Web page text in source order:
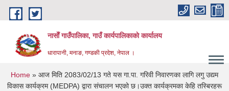
Skip to main content
नासाेँ गाउँपालिका, गाउँ कार्यपालिकाकाे कार्यालय
धारापानी, मनाङ, गण्डकी प्रदेश, नेपाल ।
You are here
Home » आज मिति 2083/02/13 गते यस गा.पा. गरिवी निवारणका लागि लगु उद्यम
विकास कार्यक्रम (MEDPA) द्वारा संचालन भएको छ।उक्त कार्यक्रमका केहि तस्बिरहरू